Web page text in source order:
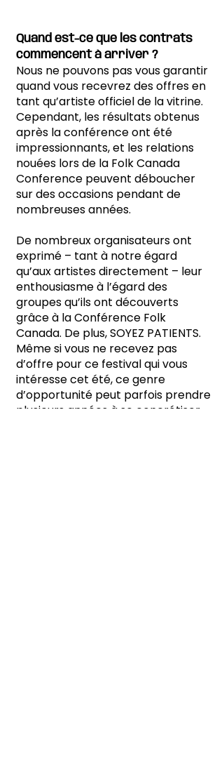
Quand est-ce que les contrats
commencent à arriver ?
Nous ne pouvons pas vous garantir
quand vous recevrez des offres en
tant qu’artiste officiel de la vitrine.
Cependant, les résultats obtenus
après la conférence ont été
impressionnants, et les relations
nouées lors de la Folk Canada
Conference peuvent déboucher
sur des occasions pendant de
nombreuses années.
De nombreux organisateurs ont
exprimé – tant à notre égard
qu’aux artistes directement – leur
enthousiasme à l’égard des
groupes qu’ils ont découverts
grâce à la Conférence Folk
Canada. De plus, SOYEZ PATIENTS.
Même si vous ne recevez pas
d’offre pour ce festival qui vous
intéresse cet été, ce genre
d’opportunité peut parfois prendre
plusieurs années à se concrétiser.